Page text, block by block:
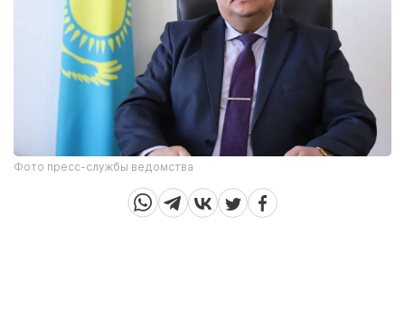
Фото пресс-службы ведомства